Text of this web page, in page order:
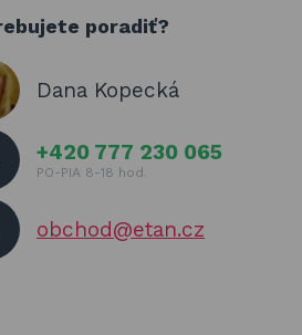
poradiť?
Dana Kopecká
+420 777 230 065
PO-PIA 8-18 hod.
obchod@etan.cz